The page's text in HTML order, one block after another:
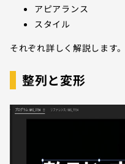
アピアランス
スタイル
それぞれ詳しく解説します。
整列と変形